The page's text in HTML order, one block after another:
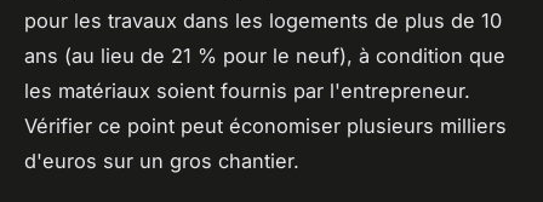
pour les travaux dans les logements de plus de 10
ans (au lieu de 21 % pour le neuf), à condition que
les matériaux soient fournis par l'entrepreneur.
Vérifier ce point peut économiser plusieurs milliers
d'euros sur un gros chantier.